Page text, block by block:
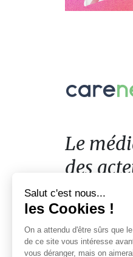
Le
acteurs
de
l'engagement
Le
des
de
Salut c'est nous...
les Cookies !
On a attendu d'être sûrs que
de ce site vous intéresse
vous déranger, mais on